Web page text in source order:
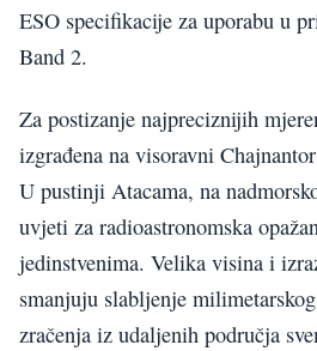
ESO specifikacije za uporabu u
Band 2.
Za postizanje najpreciznijih
izgrađena na visoravni
U pustinji Atacama, na
uvjeti za radioastronomska
jedinstvenima. Velika visina i
smanjuju slabljenje
zračenja iz udaljenih područja